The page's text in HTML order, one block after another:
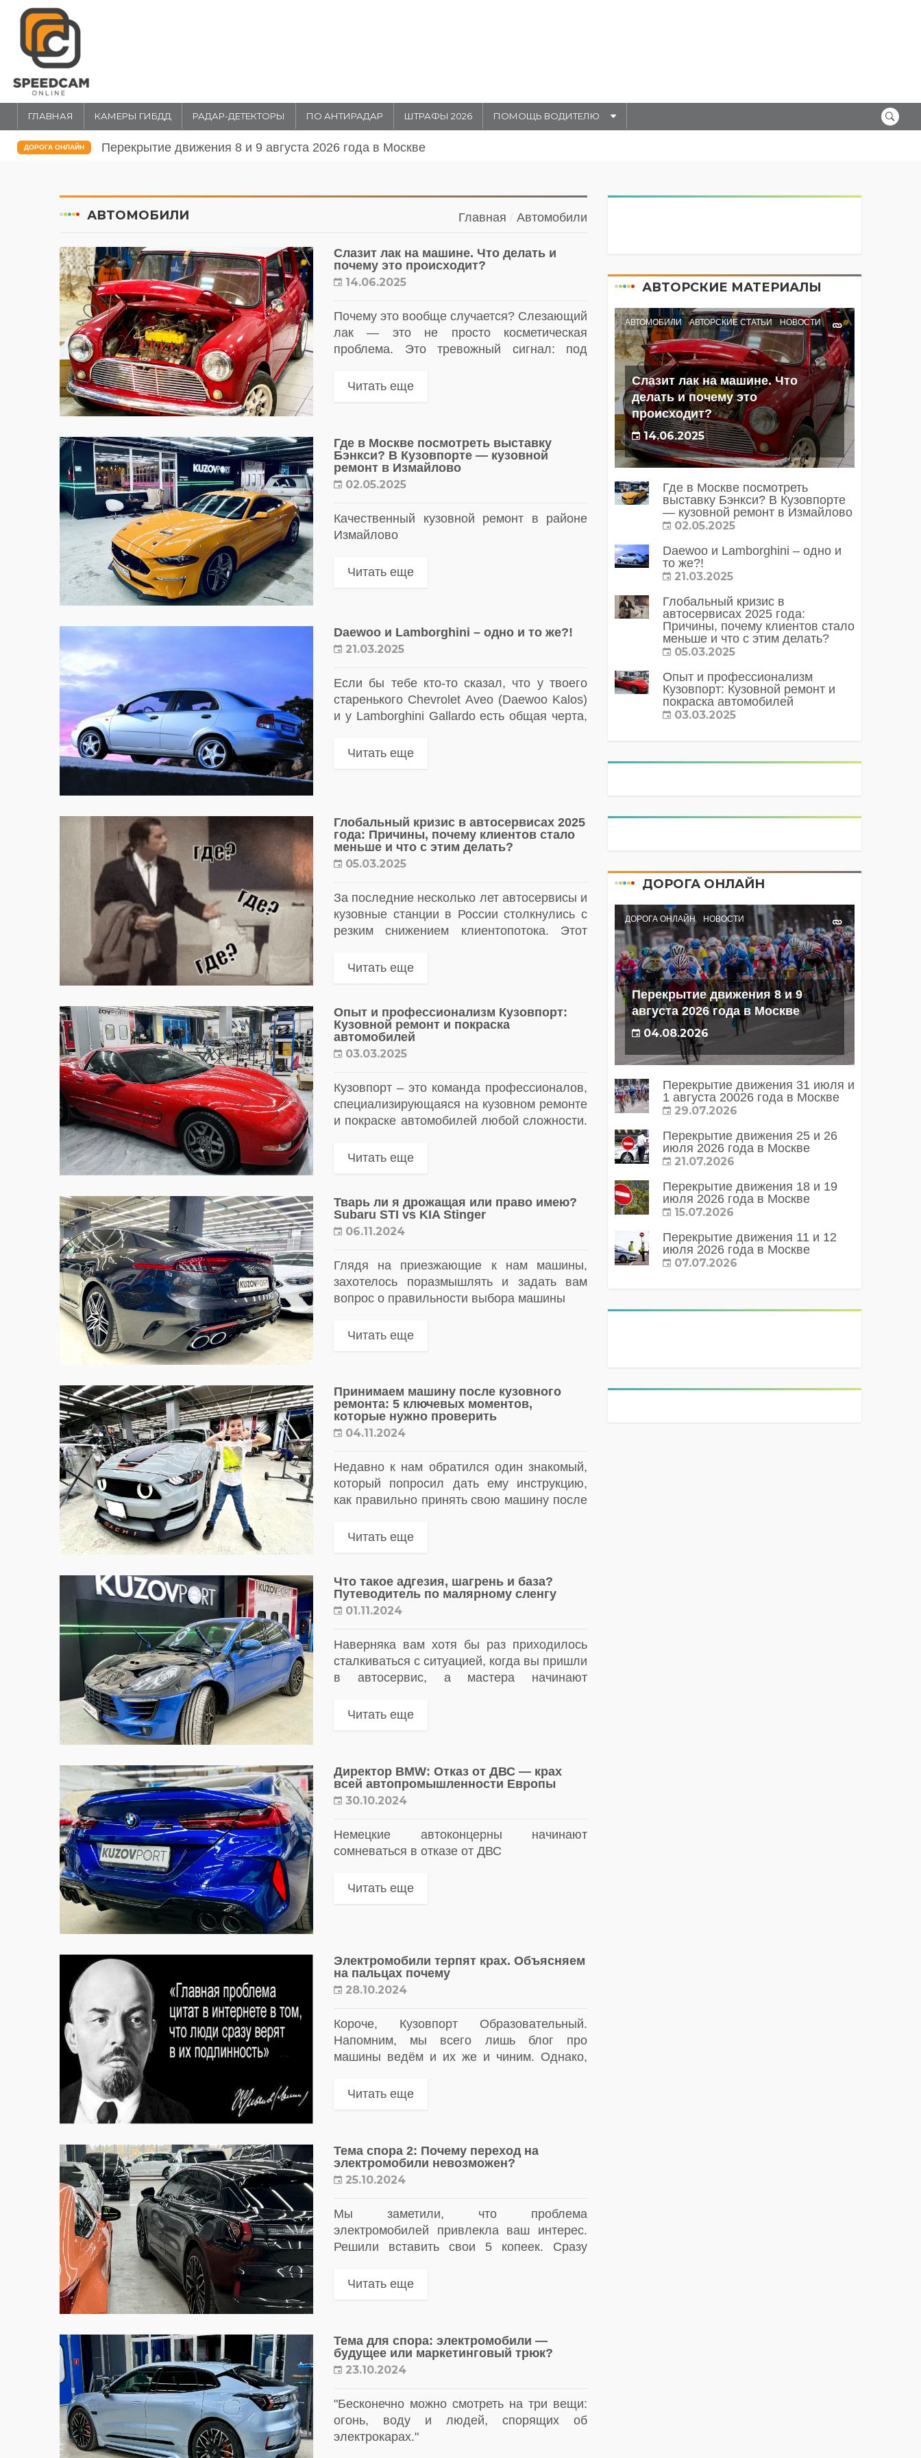
ГЛАВНАЯ КАМЕРЫ ГИБДД РАДАР-ДЕТЕКТОРЫ ПО АНТИРАДАР ШТРАФЫ 2026 ПОМОЩЬ ВОДИТЕЛЮ
ДОРОГА ОНЛАЙН Перекрытие движения 31 июля и 1 августа 20026 года в Москве
АВТОМОБИЛИ Главная Автомобили
Слазит лак на машине. Что делать и
почему это происходит?
14.06.2025
Почему это вообще случается? Слезающий
лак — это не просто косметическая
проблема. Это тревожный сигнал: под
через пару месяцев появятся вздутия,
Читать еще
Где в Москве посмотреть выставку
Бэнкси? В Кузовпорте — кузовной
ремонт в Измайлово
02.05.2025
Качественный кузовной ремонт в районе
Измайлово
Читать еще
Daewoo и Lamborghini – одно и то же?!
21.03.2025
Если бы тебе кто-то сказал, что у твоего
старенького Chevrolet Aveo (Daewoo Kalos)
и у Lamborghini Gallardo есть общая черта,
подожди! Сейчас ты...
Читать еще
Глобальный кризис в автосервисах 2025
года: Причины, почему клиентов стало
меньше и что с этим делать?
05.03.2025
За последние несколько лет автосервисы и
кузовные станции в России столкнулись с
резким снижением клиентопотока. Этот
событие запускало следующую волну
Читать еще
Опыт и профессионализм Кузовпорт:
Кузовной ремонт и покраска
автомобилей
03.03.2025
Кузовпорт – это команда профессионалов,
специализирующаяся на кузовном ремонте
и покраске автомобилей любой сложности.
моделей, используя современное
Читать еще
Тварь ли я дрожащая или право имею?
Subaru STI vs KIA Stinger
06.11.2024
Глядя на приезжающие к нам машины,
захотелось поразмышлять и задать вам
вопрос о правильности выбора машины
Читать еще
Принимаем машину после кузовного
ремонта: 5 ключевых моментов,
которые нужно проверить
04.11.2024
Недавно к нам обратился один знакомый,
который попросил дать ему инструкцию,
как правильно принять свою машину после
решили написать небольшой гайд о том,...
Читать еще
Что такое адгезия, шагрень и база?
Путеводитель по малярному сленгу
01.11.2024
Наверняка вам хотя бы раз приходилось
сталкиваться с ситуацией, когда вы пришли
в автосервис, а мастера начинают
понятны. Если вы когда-либо обращались
Читать еще
Директор BMW: Отказ от ДВС — крах
всей автопромышленности Европы
30.10.2024
Немецкие автоконцерны начинают
сомневаться в отказе от ДВС
Читать еще
Электромобили терпят крах. Объясняем
на пальцах почему
28.10.2024
Короче, Кузовпорт Образовательный.
Напомним, мы всего лишь блог про
машины ведём и их же и чиним. Однако,
поделиться
Читать еще
Тема спора 2: Почему переход на
электромобили невозможен?
25.10.2024
Мы заметили, что проблема
электромобилей привлекла ваш интерес.
Решили вставить свои 5 копеек. Сразу
специалисты, а так, канал о ремонте
Читать еще
Тема для спора: электромобили —
будущее или маркетинговый трюк?
23.10.2024
"Бесконечно можно смотреть на три вещи:
огонь, воду и людей, спорящих об
электрокарах."
АВТОРСКИЕ МАТЕРИАЛЫ
АВТОМОБИЛИ АВТОРСКИЕ СТАТЬИ НОВОСТИ
Слазит лак на машине. Что
делать и почему это
происходит?
14.06.2025
Где в Москве посмотреть
выставку Бэнкси? В Кузовпорте
— кузовной ремонт в Измайлово
02.05.2025
Daewoo и Lamborghini – одно и
то же?!
21.03.2025
Глобальный кризис в
автосервисах 2025 года:
Причины, почему клиентов стало
меньше и что с этим делать?
05.03.2025
Опыт и профессионализм
Кузовпорт: Кузовной ремонт и
покраска автомобилей
03.03.2025
ДОРОГА ОНЛАЙН
ДОРОГА ОНЛАЙН НОВОСТИ
Перекрытие движения 8 и 9
августа 2026 года в Москве
04.08.2026
Перекрытие движения 31 июля и
1 августа 20026 года в Москве
29.07.2026
Перекрытие движения 25 и 26
июля 2026 года в Москве
21.07.2026
Перекрытие движения 18 и 19
июля 2026 года в Москве
15.07.2026
Перекрытие движения 11 и 12
июля 2026 года в Москве
07.07.2026